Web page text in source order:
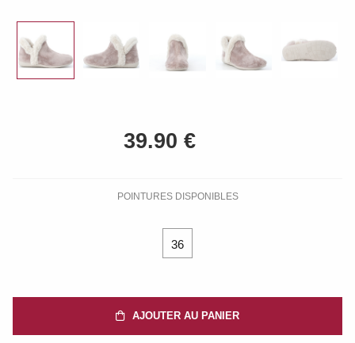
POINTURES DISPONIBLES
36
AJOUTER AU PANIER